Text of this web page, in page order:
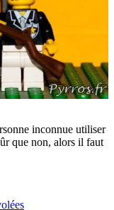
inconnue utiliser
que non, alors il faut